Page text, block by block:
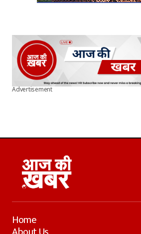
Advertisement
Home